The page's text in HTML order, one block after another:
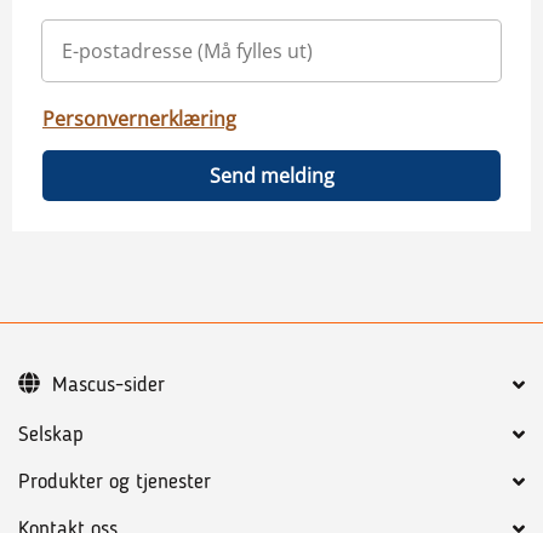
Personvernerklæring
Send melding
Selskap
Produkter og tjenester
Mascus-sider